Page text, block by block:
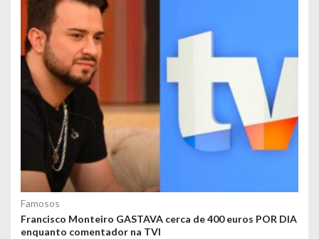
Famosos
Francisco Monteiro GASTAVA cerca de 400 euros POR DIA
enquanto comentador na TVI